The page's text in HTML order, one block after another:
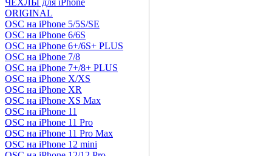
ЧЕХЛЫ для iPhone
ORIGINAL
OSC на iPhone 5/5S/SE
OSC на iPhone 6/6S
OSC на iPhone 6+/6S+ PLUS
OSC на iPhone 7/8
OSC на iPhone 7+/8+ PLUS
OSC на iPhone X/XS
OSC на iPhone XR
OSC на iPhone XS Max
OSC на iPhone 11
OSC на iPhone 11 Pro
OSC на iPhone 11 Pro Max
OSC на iPhone 12 mini